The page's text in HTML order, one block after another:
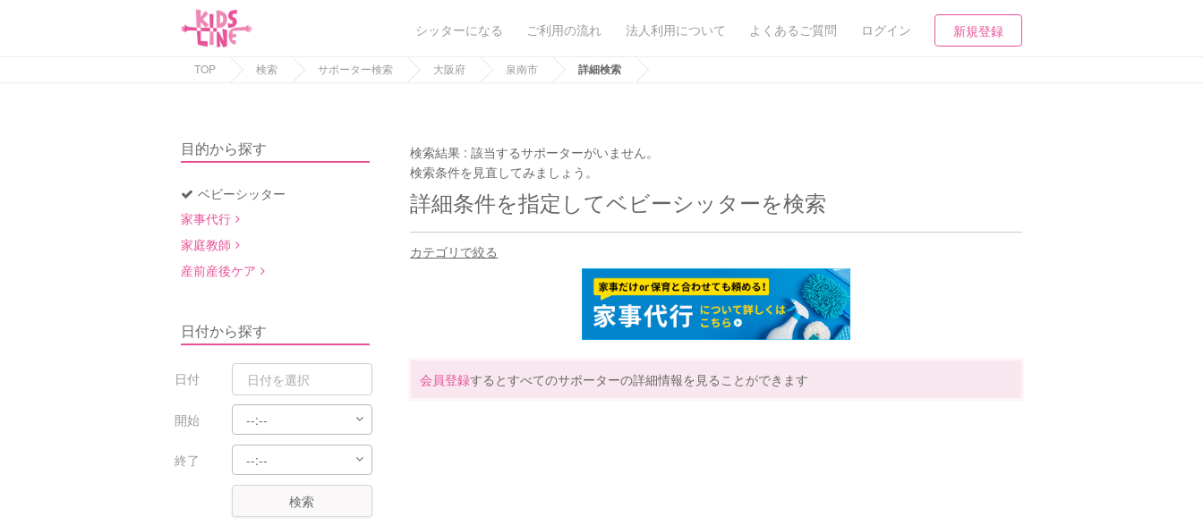
シッターになる ご利用の流れ 法人利用について よくあるご質問 ログイン 新規登録
TOP 検索 サポーター検索 大阪府 泉南市 詳細検索
目的から探す
ベビーシッター
家事代行
家庭教師
産前産後ケア
日付から探す
日付
開始
終了
検索
検索結果 :該当するサポーターがいません。
検索条件を見直してみましょう。
詳細条件を指定してベビーシッターを検索
カテゴリで絞る
会員登録するとすべてのサポーターの詳細情報を見ることができます